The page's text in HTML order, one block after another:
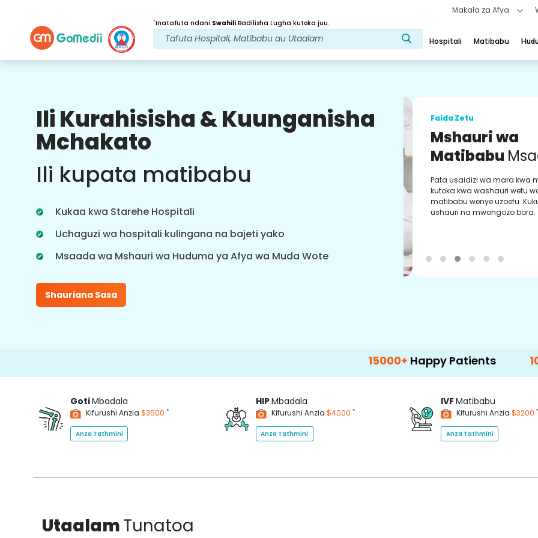
Makala za Afya
*Inatafuta ndani Swahili Badilisha Lugha kutoka juu.
Hospitali Matibabu
Ili Kurahisisha & Kuunganisha
Mchakato
Ili kupata matibabu
Kukaa kwa Starehe Hospitali
Uchaguzi wa hospitali kulingana na bajeti yako
Msaada wa Mshauri wa Huduma ya Afya wa Muda Wote
Shauriana Sasa
Faida Zetu
Baada ya
Matibabu ufuatiliaji
wa huduma
mgonjwa wa 24x7 na timu yetu
inayoshughulikia masuala yako kila
wakati. Taarifa za mara kwa mara
kuhusu mahitaji yako ya matibabu.
Faida Zetu
Mshauri wa
Matibabu
Pata usaidizi wa mara kwa
kutoka kwa washauri wetu wa
matibabu wenye uzoefu.
ushauri na mwongozo bora.
Happy Patients 100+
GotiMbadala
Kifurushi Anzia $3500 *
Anza Tathmini
HIPMbadala
Kifurushi Anzia $4000 *
Anza Tathmini
IVFMatibabu
Kifurushi Anzia $3200 *
Anza Tathmini
UtaalamTunatoa